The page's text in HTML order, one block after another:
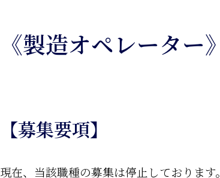
《製造オペレーター》
【募集要項】
現在、当該職種の募集は停止しております。